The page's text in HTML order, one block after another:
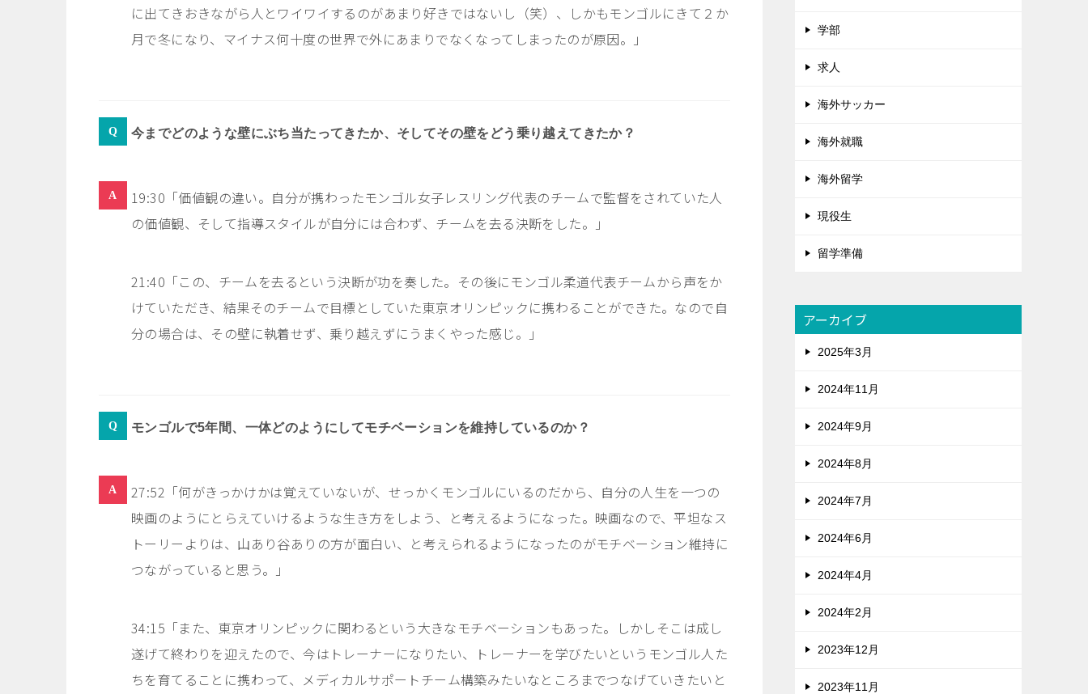
に出てきおきながら人とワイワイするのがあまり好きではないし（笑）、しかもモンゴルにきて２か
月で冬になり、マイナス何十度の世界で外にあまりでなくなってしまったのが原因。
」
今までどのような壁にぶち当たってきたか、そしてその壁をどう乗り越えてきたか？
19:30「価値観の違い。自分が携わったモンゴル女子レスリング代表のチームで監督をされていた人
の価値観、そして指導スタイルが自分には合わず、チームを去る決断をした。」
21:40「この、チームを去るという決断が功を奏した。その後にモンゴル柔道代表チームから声をか
けていただき、結果そのチームで目標としていた東京オリンピックに携わることができた。なので自
分の場合は、その壁に執着せず、乗り越えずにうまくやった感じ。
」
モンゴルで5年間、一体どのようにしてモチベーションを維持しているのか？
27:52「何がきっかけかは覚えていないが、せっかくモンゴルにいるのだから、自分の人生を一つの
映画のようにとらえていけるような生き方をしよう、と考えるようになった。映画なので、平坦なス
トーリーよりは、山あり谷ありの方が面白い、と考えられるようになったのがモチベーション維持に
つながっていると思う。」
34:15「また、東京オリンピックに関わるという大きなモチベーションもあった。しかしそこは成し
遂げて終わりを迎えたので、今はトレーナーになりたい、トレーナーを学びたいというモンゴル人た
ちを育てることに携わって、メディカルサポートチーム構築みたいなところまでつなげていきたいと
学部
求人
海外サッカー
海外就職
海外留学
現役生
留学準備
アーカイブ
2025年3月
2024年11月
2024年9月
2024年8月
2024年7月
2024年6月
2024年4月
2024年2月
2023年12月
2023年11月